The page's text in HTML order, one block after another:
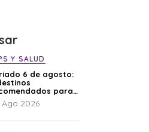
Y SALUD
6 de agosto:
para
el descanso
Ago 2026